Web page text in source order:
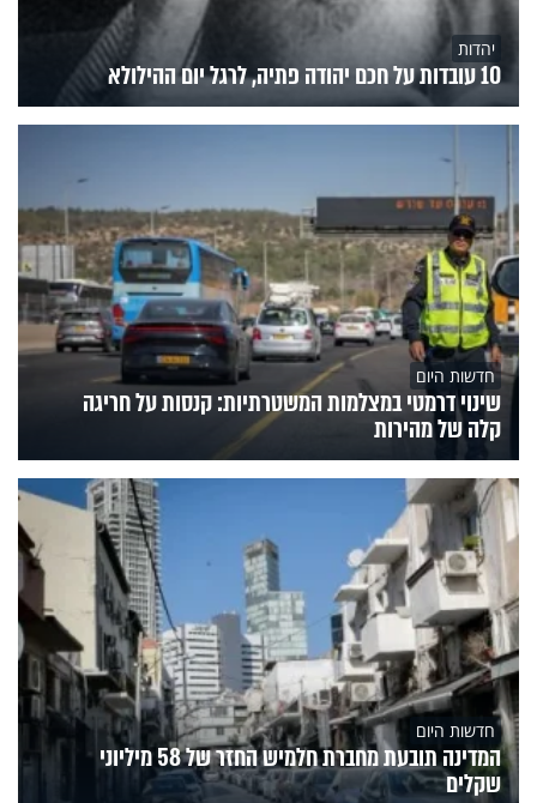
יהדות
10 עובדות על חכם יהודה פתיה, לרגל יום ההילולא
חדשות היום
שינוי דרמטי במצלמות המשטרתיות: קנסות על חריגה
קלה של מהירות
חדשות היום
המדינה תובעת מחברת חלמיש החזר של 58 מיליוני
שקלים